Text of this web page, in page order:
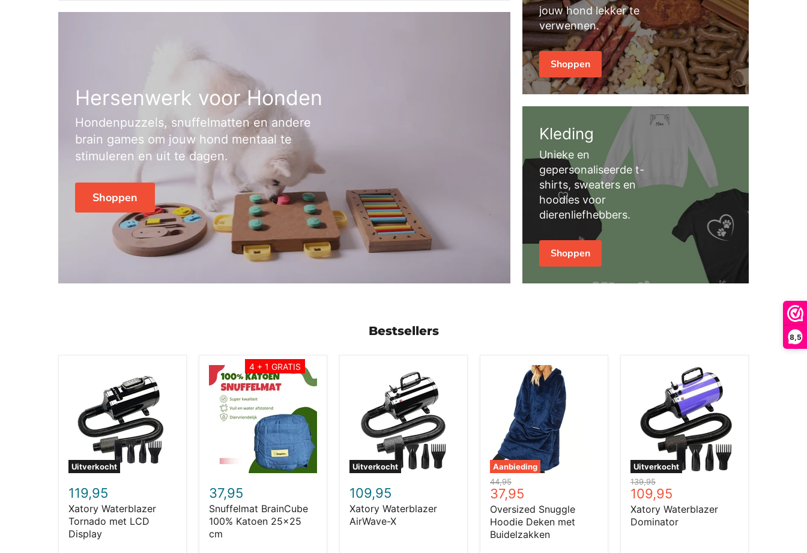
8,5
jouw hond lekker te
verwennen.
Shoppen
Hersenwerk voor Honden
Hondenpuzzels, snuffelmatten en andere
brain games om jouw hond mentaal te
stimuleren en uit te dagen.
Shoppen
Kleding
Unieke en
gepersonaliseerde t-
shirts, sweaters en
hoodies voor
dierenliefhebbers.
Shoppen
Bestsellers
Uitverkocht
Waterblazer
Tornado
LCD
Display
119,95
Xatory Waterblazer
Tornado met LCD
Display
4 + 1 GRATIS
Snuffelmat
BrainCube
100%
Katoen
25x25
37,95
Snuffelmat BrainCube
100% Katoen 25x25
cm
Uitverkocht
Waterblazer
AirWave-
109,95
Xatory Waterblazer
AirWave-X
Aanbieding
Oversized
Snuggle
Hoodie
Deken
Buidelzakken
Oorspronkelijke
prijs
44,95
Huidige
prijs
37,95
Oversized Snuggle
Hoodie Deken met
Buidelzakken
Uitverkocht
Waterblazer
Dominator
Oorspronkelijke
prijs
139,95
Huidige
prijs
109,95
Xatory Waterblazer
Dominator